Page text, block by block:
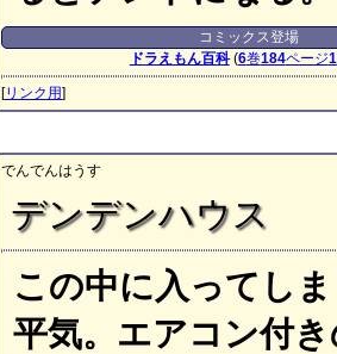
コミックス登場
ドラえもん百科(6巻184ページ1
[リンク用]
でんでんはうす
デンデンハウス
この中に入ってし
平気。エアコン付